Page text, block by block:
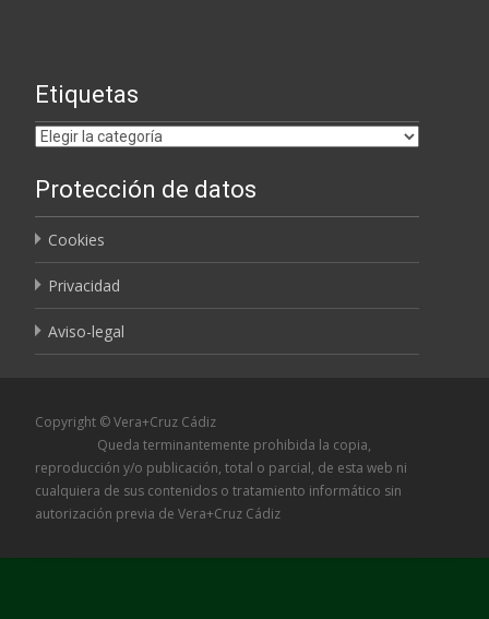
Etiquetas
Etiquetas
Protección de datos
Cookies
Privacidad
Aviso-legal
Copyright © Vera+Cruz Cádiz
Queda terminantemente prohibida la copia,
reproducción y/o publicación, total o parcial, de esta web ni
cualquiera de sus contenidos o tratamiento informático sin
autorización previa de Vera+Cruz Cádiz